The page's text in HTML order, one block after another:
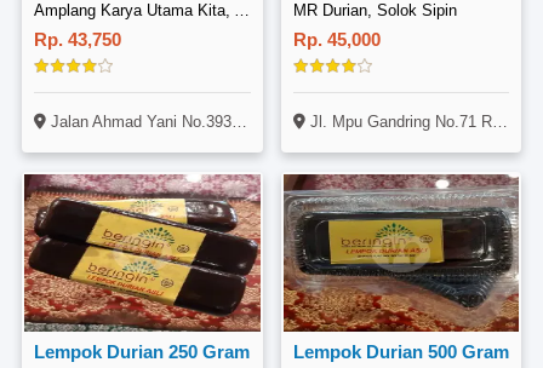
Amplang Karya Utama Kita, Ahmad Yani
Rp. 43,750
Jalan Ahmad Yani No.393395, Karang Jati, Balikpapan
MR Durian, Solok Sipin
Rp. 45,000
Jl. Mpu Gandring No.71 RT.16 (Belakang Rs Arafah Samping Tekwan Kang Asep), Solok Sipin, Danau Sipin, Kota Jambi
Lempok Durian 250 Gram Lempok Durian 500 Gram